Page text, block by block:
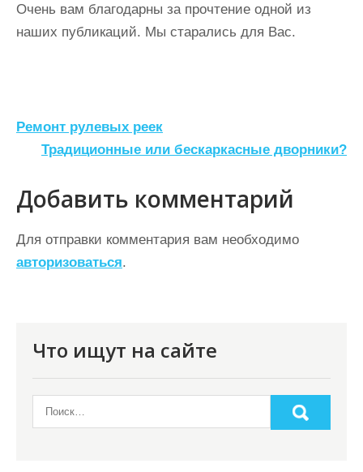
Очень вам благодарны за прочтение одной из
наших публикаций. Мы старались для Вас.
Н
в
и
г
а
Ремонт рулевых реек
Традиционные или бескаркасные дворники?
Добавить комментарий
Для отправки комментария вам необходимо
авторизоваться.
Что ищут на сайте